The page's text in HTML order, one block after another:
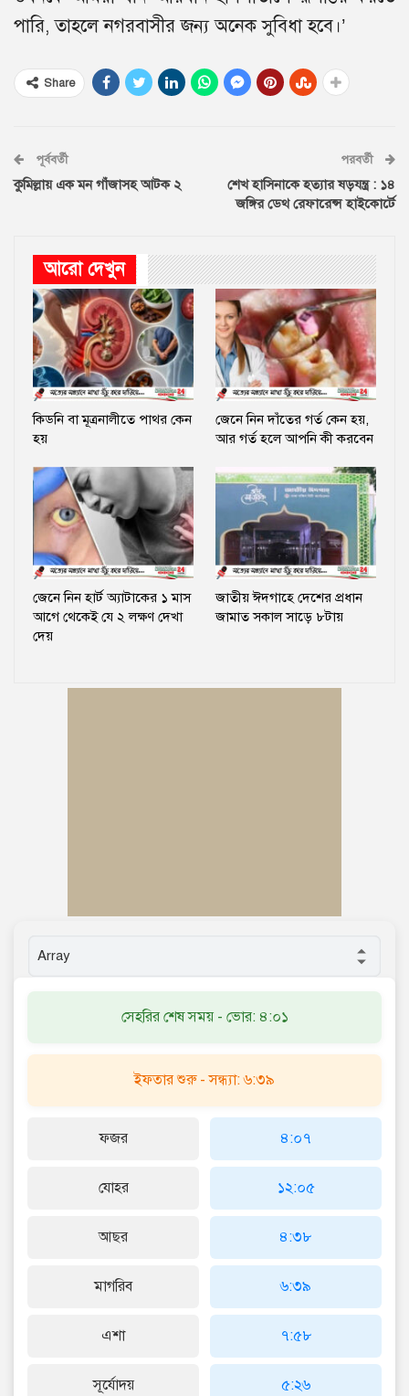
পারি, তাহলে নগরবাসীর জন্য অনেক সুবিধা হবে।’
Share
পূর্ববর্তী
কুমিল্লায় এক মন গাঁজাসহ আটক ২
পরবর্তী
শেখ হাসিনাকে হত্যার ষড়যন্ত্র : ১৪
জঙ্গির ডেথ রেফারেন্স হাইকোর্টে
আরো দেখুন
কিডনি বা মূত্রনালীতে পাথর কেন
হয়
জেনে নিন দাঁতের গর্ত কেন হয়,
আর গর্ত হলে আপনি কী করবেন
জেনে নিন হার্ট অ্যাটাকের ১ মাস
আগে থেকেই যে ২ লক্ষণ দেখা
দেয়
জাতীয় ঈদগাহে দেশের প্রধান
জামাত সকাল সাড়ে ৮টায়
সেহরির শেষ সময় - ভোর: ৪:০১
ইফতার শুরু - সন্ধ্যা: ৬:৩৯
ফজর
যোহর
আছর
মাগরিব
এশা
সূর্যোদয়
৪:০৭
১২:০৫
৪:৩৮
৬:৩৯
৭:৫৮
৫:২৬